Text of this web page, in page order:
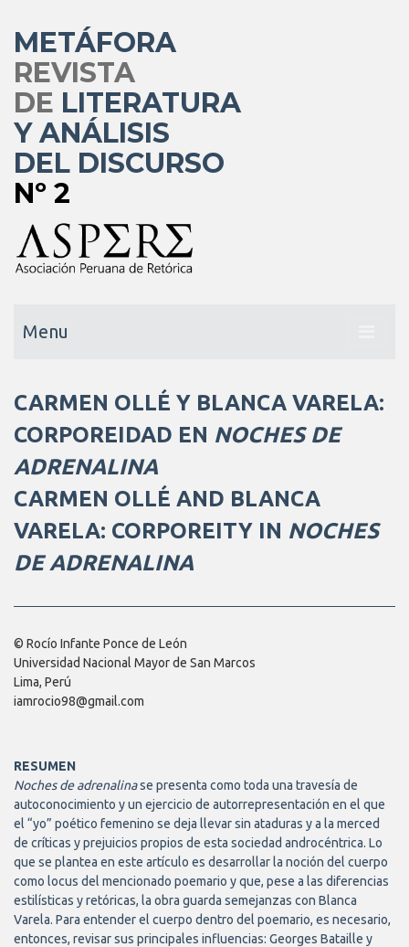
METÁFORA
REVISTA
DE LITERATURA
Y ANÁLISIS
DEL DISCURSO
Nº 2
Menu
CARMEN OLLÉ Y BLANCA VARELA:
CORPOREIDAD EN NOCHES DE
ADRENALINA
CARMEN OLLÉ AND BLANCA
VARELA: CORPOREITY IN NOCHES
DE ADRENALINA
© Rocío Infante Ponce de León
Universidad Nacional Mayor de San Marcos
Lima, Perú
iamrocio98@gmail.com
RESUMEN
Noches de adrenalinase presenta como toda una travesía de
autoconocimiento y un ejercicio de autorrepresentación en el que
el “yo” poético femenino se deja llevar sin ataduras y a la merced
de críticas y prejuicios propios de esta sociedad androcéntrica. Lo
que se plantea en este artículo es desarrollar la noción del cuerpo
como locus del mencionado poemario y que, pese a las diferencias
estilísticas y retóricas, la obra guarda semejanzas con Blanca
Varela. Para entender el cuerpo dentro del poemario, es necesario,
entonces, revisar sus principales influencias: Georges Bataille y